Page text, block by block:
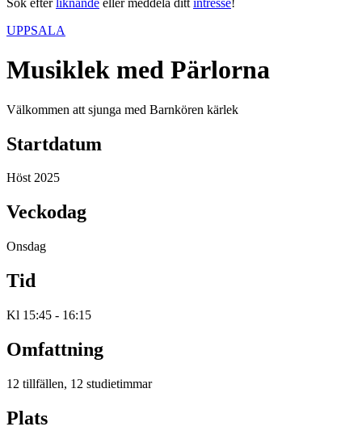
UPPSALA
Musiklek med Pärlorna
Välkommen att sjunga med Barnkören kärlek
Startdatum
Höst 2025
Veckodag
Onsdag
Tid
Kl 15:45 - 16:15
Omfattning
12 tillfällen, 12 studietimmar
Plats